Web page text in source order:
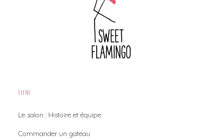
Liens
Le salon : Histoire et équipe
Commander un gateau